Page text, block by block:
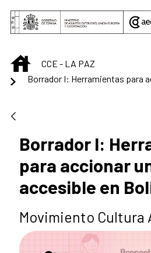
Saltar al contenido principal
INICIOCCE - LA PAZ
Borrador I:
para accionar
accesible en
Movimiento Cultura